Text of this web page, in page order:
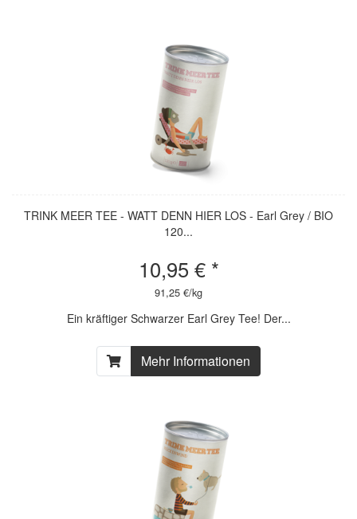
TRINK MEER TEE - WATT DENN HIER LOS - Earl Grey / BIO
120...
10,95 € *
91,25 €/kg
Ein kräftiger Schwarzer Earl Grey Tee! Der...
Mehr Informationen